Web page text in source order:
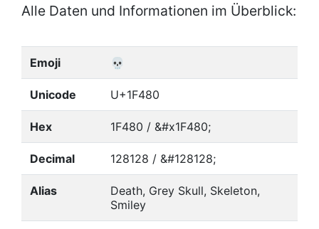
Alle Daten und Informationen im Überblick:
Emoji 💀
Unicode U+1F480
Hex 1F480 / &#x1F480;
Decimal 128128 / &#128128;
Alias
Death, Grey Skull, Skeleton,
Smiley